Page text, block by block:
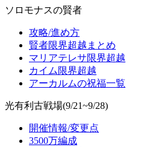
ソロモナスの賢者
攻略/進め方
賢者限界超越まとめ
マリアテレサ限界超越
カイム限界超越
アーカルムの祝福一覧
光有利古戦場(9/21~9/28)
開催情報/変更点
3500万編成